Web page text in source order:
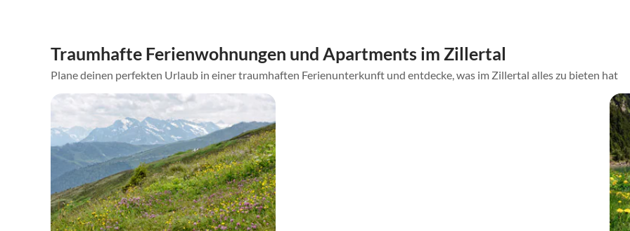
Traumhafte Ferienwohnungen und Apartments im Zillertal
Plane deinen perfekten Urlaub in einer traumhaften Ferienunterkunft und entdecke, was im Zillertal alles zu bieten hat